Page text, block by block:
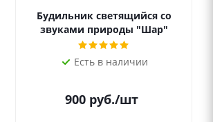
Будильник светящийся со
звуками природы "Шар"
Есть в наличии
900 руб./шт